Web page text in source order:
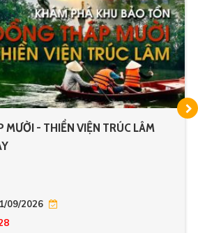
MƯỜI - THIỀN VIỆN TRÚC LÂM
09/2026